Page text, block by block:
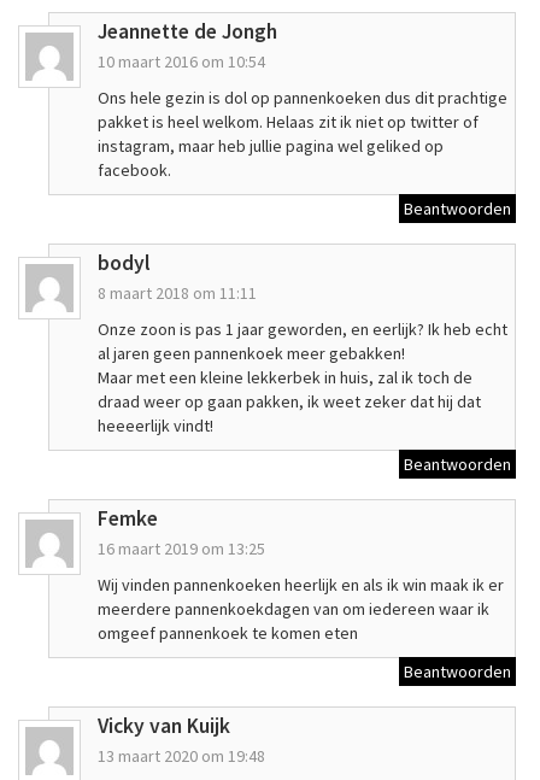
Jeannette de Jongh
10 maart 2016 om 10:54
Ons hele gezin is dol op pannenkoeken dus dit prachtige
pakket is heel welkom. Helaas zit ik niet op twitter of
instagram, maar heb jullie pagina wel geliked op
facebook.
Beantwoorden
bodyl
8 maart 2018 om 11:11
Onze zoon is pas 1 jaar geworden, en eerlijk? Ik heb echt
al jaren geen pannenkoek meer gebakken!
Maar met een kleine lekkerbek in huis, zal ik toch de
draad weer op gaan pakken, ik weet zeker dat hij dat
heeeerlijk vindt!
Beantwoorden
Femke
16 maart 2019 om 13:25
Wij vinden pannenkoeken heerlijk en als ik win maak ik er
meerdere pannenkoekdagen van om iedereen waar ik
omgeef pannenkoek te komen eten
Beantwoorden
Vicky van Kuijk
13 maart 2020 om 19:48